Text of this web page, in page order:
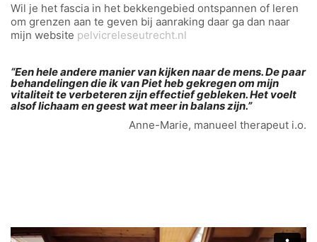
Wil je het fascia in het bekkengebied ontspannen of leren
om grenzen aan te geven bij aanraking daar ga dan naar
mijn website pelvicreleseutrecht.nl
“Een hele andere manier van kijken naar de mens. De paar
behandelingen die ik van Piet heb gekregen om mijn
vitaliteit te verbeteren zijn effectief gebleken. Het voelt
alsof lichaam en geest wat meer in balans zijn.”
Anne-Marie, manueel therapeut i.o.